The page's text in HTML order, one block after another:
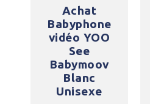
Achat
Babyphone
vidéo YOO
See
Babymoov
Blanc
Unisexe